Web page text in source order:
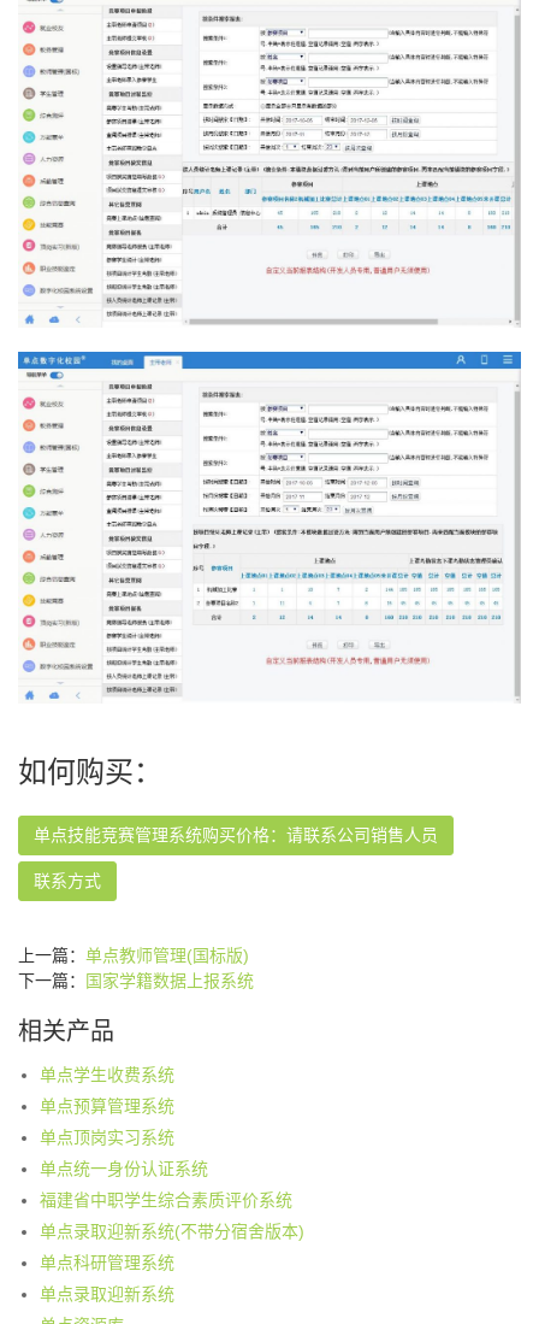
如何购买：
单点技能竞赛管理系统购买价格：请联系公司销售人员
联系方式
上一篇： 单点教师管理(国标版)
下一篇：
国家学籍数据上报系统
相关产品
单点学生收费系统
单点预算管理系统
单点顶岗实习系统
单点统一身份认证系统
福建省中职学生综合素质评价系统
单点录取迎新系统(不带分宿舍版本)
单点科研管理系统
单点录取迎新系统